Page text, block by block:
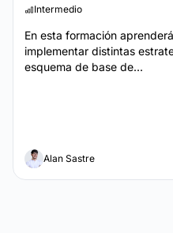
Intermedio
En esta formación
implementar distintas
esquema de base de...
Alan Sastre